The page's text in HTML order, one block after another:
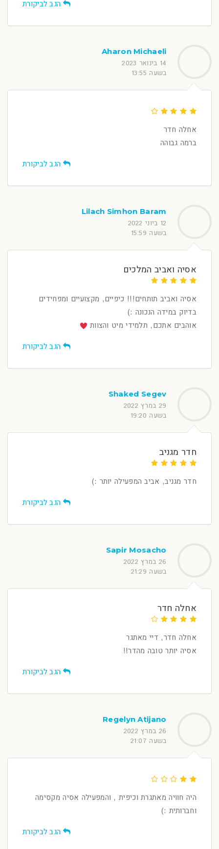
הגב לביקורת
Aharon Michaeli
14 בינואר 2023
בשעה 13:55
אחלה חדר
ברמה גבוהה
הגב לביקורת
Lilach Simhon Baram
12 ביוני 2022
בשעה 15:59
אסיה ואביב המלכים
אסיה ואביב תותחים!!! כיפיים, מקצועיים ומפחידים
בדיוק במידה הנכונה :)
אוהבים אתכם, תלמידי מיט והצוות
הגב לביקורת
Shaked Segev
29 במרץ 2022
בשעה 19:20
חדר מגניב
חדר מגניב, אביב המפעילה יותר :)
הגב לביקורת
Sapir Mosacho
26 במרץ 2022
בשעה 21:29
אחלה חדר
אחלה חדר, דיי מאתגר
אסיה יותר טובה מהדר!!
הגב לביקורת
Regelyn Atijano
26 במרץ 2022
בשעה 21:07
היה חוויה מאתגרת וכיפית , והמפעילה אסיה מקסימה
וחברותית :)
הגב לביקורת